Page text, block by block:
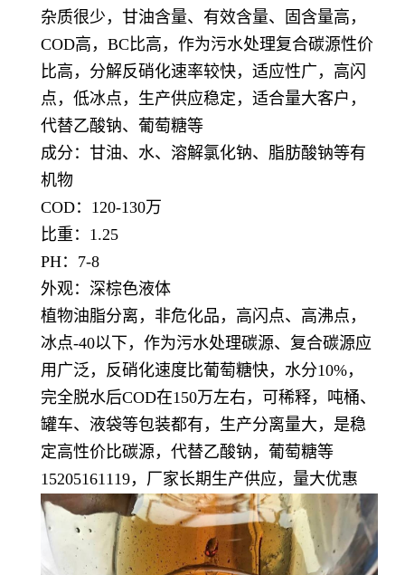
杂质很少，甘油含量、有效含量、固含量高，
COD高，BC比高，作为污水处理复合碳源性价
比高，分解反硝化速率较快，适应性广，高闪
点，低冰点，生产供应稳定，适合量大客户，
代替乙酸钠、葡萄糖等
成分：甘油、水、溶解氯化钠、脂肪酸钠等有
机物
COD：120-130万
比重：1.25
PH：7-8
外观：深棕色液体
植物油脂分离，非危化品，高闪点、高沸点，
冰点-40以下，作为污水处理碳源、复合碳源应
用广泛，反硝化速度比葡萄糖快，水分10%，
完全脱水后COD在150万左右，可稀释，吨桶、
罐车、液袋等包装都有，生产分离量大，是稳
定高性价比碳源，代替乙酸钠，葡萄糖等
15205161119，厂家长期生产供应，量大优惠